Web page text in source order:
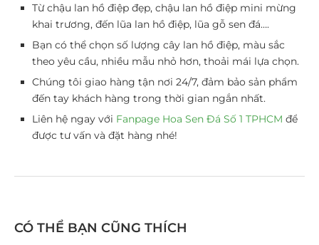
Từ chậu lan hồ điệp đẹp, chậu lan hồ điệp mini mừng
khai trương, đến lũa lan hồ điệp, lũa gỗ sen đá….
Bạn có thể chọn số lượng cây lan hồ điệp, màu sắc
theo yêu cầu, nhiều mẫu nhỏ hơn, thoải mái lựa chọn.
Chúng tôi giao hàng tận nơi 24/7, đảm bảo sản phẩm
đến tay khách hàng trong thời gian ngắn nhất.
Liên hệ ngay với Fanpage Hoa Sen Đá Số 1 TPHCM để
được tư vấn và đặt hàng nhé!
CÓ THỂ BẠN CŨNG THÍCH